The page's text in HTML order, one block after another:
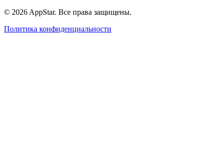
© 2026 AppStar. Все права защищены.
Политика конфиденциальности